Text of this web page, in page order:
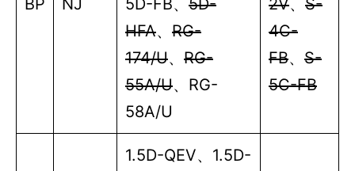
BP NJ
5D-FB、 5D-
HFA、 RG-
174/U、 RG-
55A/U、 RG-
58A/U
2V、 S-
4C-
FB、 S-
5C-FB
1.5D-QEV、 1.5D-